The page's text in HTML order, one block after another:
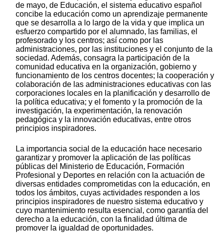
de mayo, de Educación, el sistema educativo español
concibe la educación como un aprendizaje permanente
que se desarrolla a lo largo de la vida y que implica un
esfuerzo compartido por el alumnado, las familias, el
profesorado y los centros; así como por las
administraciones, por las instituciones y el conjunto de la
sociedad. Además, consagra la participación de la
comunidad educativa en la organización, gobierno y
funcionamiento de los centros docentes; la cooperación y
colaboración de las administraciones educativas con las
corporaciones locales en la planificación y desarrollo de
la política educativa; y el fomento y la promoción de la
investigación, la experimentación, la renovación
pedagógica y la innovación educativas, entre otros
principios inspiradores.
La importancia social de la educación hace necesario
garantizar y promover la aplicación de las políticas
públicas del Ministerio de Educación, Formación
Profesional y Deportes en relación con la actuación de
diversas entidades comprometidas con la educación, en
todos los ámbitos, cuyas actividades responden a los
principios inspiradores de nuestro sistema educativo y
cuyo mantenimiento resulta esencial, como garantía del
derecho a la educación, con la finalidad última de
promover la igualdad de oportunidades.